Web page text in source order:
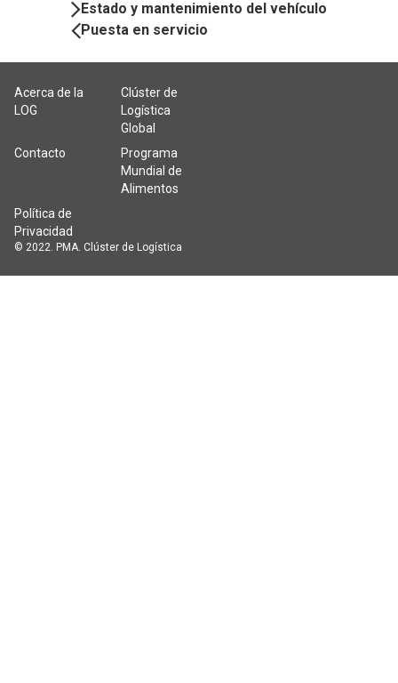
Book
Navigation
Puesta en servicio
Estado y mantenimiento del vehículo
Acerca de la
LOG
Clúster de
Logística
Global
Contacto
Programa
Mundial de
Alimentos
Política de
Privacidad
© 2022. PMA. Clúster de Logística